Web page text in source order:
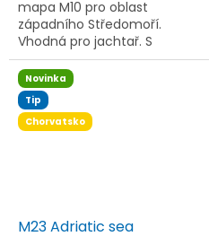
hvězdiček.
mapa M10 pro oblast
západního Středomoří.
Vhodná pro jachtař. S
barevným značením světel
a voděodolným
provedením.
Novinka
Tip
Chorvatsko
M23 Adriatic sea